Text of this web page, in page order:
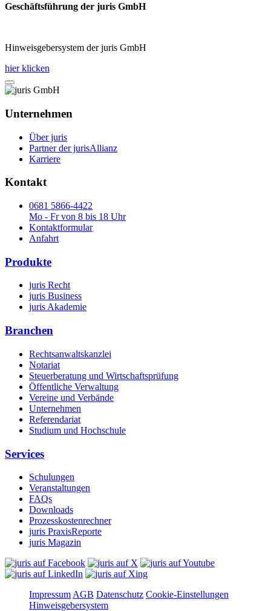
Geschäftsführung der juris GmbH
Hinweisgebersystem der juris GmbH
hier klicken
Unternehmen
Über juris
Partner der jurisAllianz
Karriere
Kontakt
0681 5866-4422
Mo - Fr von 8 bis 18 Uhr
Kontaktformular
Anfahrt
Produkte
juris Recht
juris Business
juris Akademie
Branchen
Rechtsanwaltskanzlei
Notariat
Steuerberatung und Wirtschaftsprüfung
Öffentliche Verwaltung
Vereine und Verbände
Unternehmen
Referendariat
Studium und Hochschule
Services
Schulungen
Veranstaltungen
FAQs
Downloads
Prozesskostenrechner
juris PraxisReporte
juris Magazin
Impressum AGB Datenschutz Cookie-Einstellungen
Hinweisgebersystem